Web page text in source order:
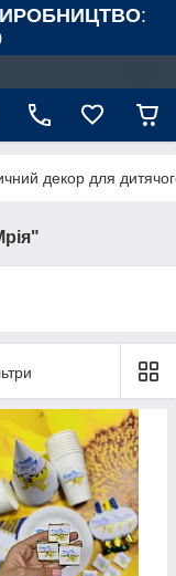
:
декор для